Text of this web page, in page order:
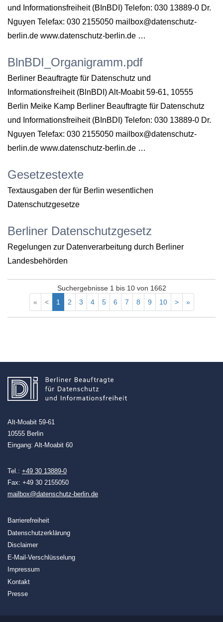
und Informationsfreiheit (BInBDI) Telefon: 030 13889-0 Dr.
Nguyen Telefax: 030 2155050 mailbox@datenschutz-
berlin.de www.datenschutz-berlin.de …
BlnBDI_Organigramm.pdf
Berliner Beauftragte für Datenschutz und
Informationsfreiheit (BlnBDI) Alt-Moabit 59-61, 10555
Berlin Meike Kamp Berliner Beauftragte für Datenschutz
und Informationsfreiheit (BInBDI) Telefon: 030 13889-0 Dr.
Nguyen Telefax: 030 2155050 mailbox@datenschutz-
berlin.de www.datenschutz-berlin.de …
Gesetzestexte
Textausgaben der für Berlin wesentlichen
Datenschutzgesetze
Berliner Datenschutzgesetz
Regelungen zur Datenverarbeitung durch Berliner
Landesbehörden
Suchergebnisse 1 bis 10 von 1662
«
< 1 2 3 4 5 6 7 8 9 10 > »
Alt-Moabit 59-61
10555 Berlin
Eingang: Alt-Moabit 60
Tel.: +49 30 13889-0
Fax: +49 30 2155050
mailbox@datenschutz-berlin.de
Barrierefreiheit
Datenschutzerklärung
Disclaimer
E-Mail-Verschlüsselung
Impressum
Kontakt
Presse